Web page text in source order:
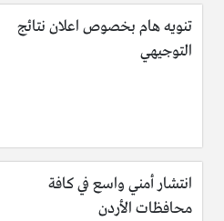
تنويه هام بخصوص اعلان نتائج
التوجيهي
انتشار أمني واسع في كافة
محافظات الأردن